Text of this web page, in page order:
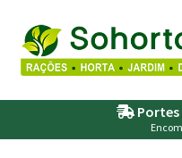
Ir
para
a
navegação
Saltar
para
o
conteúdoAgricultura
Portes